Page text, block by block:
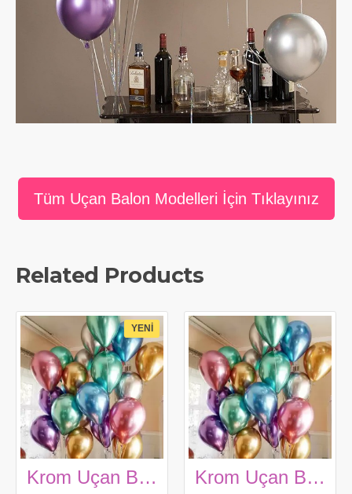
Tüm Uçan Balon Modelleri İçin Tıklayınız
Related Products
YENI
Krom Uçan Balon (1 Adet) Krom Uçan Balon (24 adet)